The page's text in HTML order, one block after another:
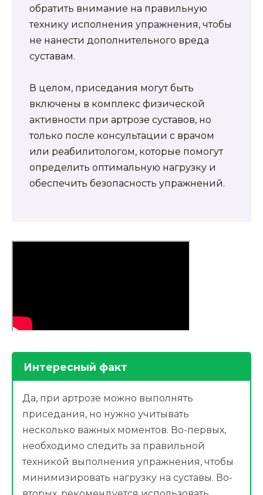
обратить внимание на правильную
технику исполнения упражнения, чтобы
не нанести дополнительного вреда
суставам.
В целом, приседания могут быть
включены в комплекс физической
активности при артрозе суставов, но
только после консультации с врачом
или реабилитологом, которые помогут
определить оптимальную нагрузку и
обеспечить безопасность упражнений.
Интересный факт
Да, при артрозе можно выполнять
приседания, но нужно учитывать
несколько важных моментов. Во-первых,
необходимо следить за правильной
техникой выполнения упражнения, чтобы
минимизировать нагрузку на суставы. Во-